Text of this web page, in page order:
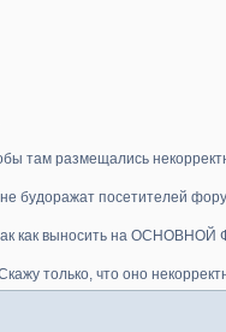
там размещались
будоражат посетителей
как выносить на
только, что оно